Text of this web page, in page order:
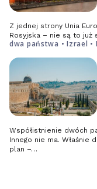
Z jednej strony Unia
Rosyjska – nie są to
dwa państwa • Izrael •
Współistnienie dwóch
Innego nie ma. Właśnie
plan –…